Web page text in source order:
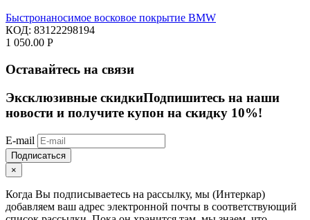
Быстронаносимое восковое покрытие BMW
КОД: 83122298194
1 050.00 Р
Оставайтесь на связи
Эксклюзивные скидкиПодпишитесь на наши
новости и получите купон на скидку 10%!
E-mail
Подписаться
×
Когда Вы подписываетесь на рассылку, мы (Интеркар)
добавляем ваш адрес электронной почты в соответствующий